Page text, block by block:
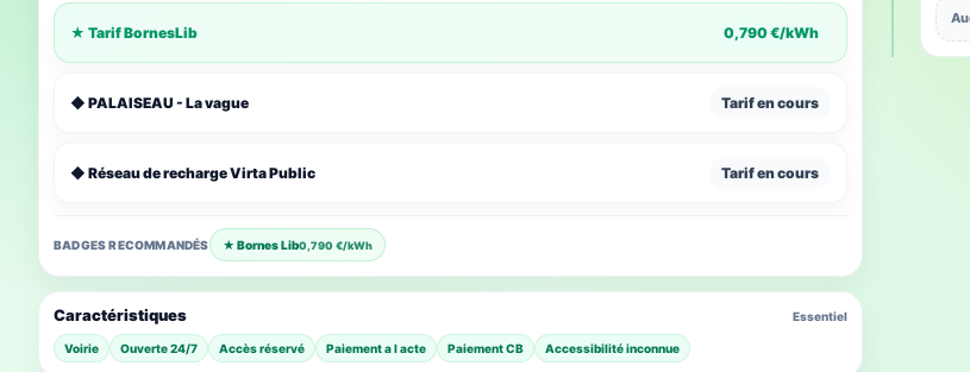
★ Tarif BornesLib 0,790 €/kWh
◆ PALAISEAU - La vague Tarif en cours
◆ Réseau de recharge Virta Public Tarif en cours
BADGES RECOMMANDÉS ★ Bornes Lib0,790 €/kWh
Caractéristiques Essentiel
Voirie Ouverte 24/7 Accès réservé Paiement a l acte Paiement CB Accessibilité inconnue